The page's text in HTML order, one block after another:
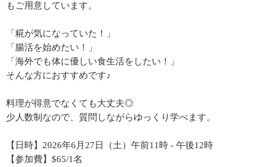
もご用意しています。
「糀が気になっていた！」
「腸活を始めたい！」
「海外でも体に優しい食生活をしたい！」
そんな方におすすめです♪
料理が得意でなくても大丈夫◎
少人数制なので、質問しながらゆっくり学べます。
【日時】2026年6月27日（土）午前11時 - 午後12時
【参加費】$65/1名